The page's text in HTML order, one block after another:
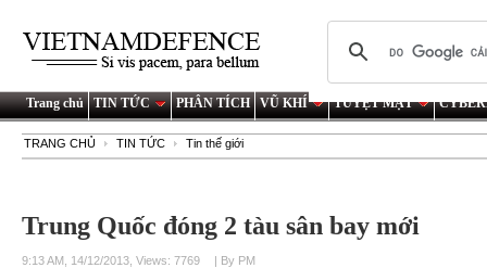
Trang chủ TIN TỨC PHÂN TÍCH VŨ KHÍ TUYỆT MẬT
TRANG CHỦ TIN TỨC Tin thế giới
Trung Quốc đóng 2 tàu sân bay mới
9:13 AM, 14/12/2013, Views: 7769 | By PM